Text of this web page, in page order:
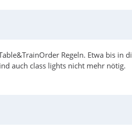
Regeln. Etwa bis in
auch class lights nicht mehr nötig.